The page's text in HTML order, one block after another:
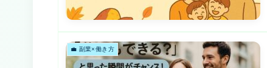
💼 副業×働き方